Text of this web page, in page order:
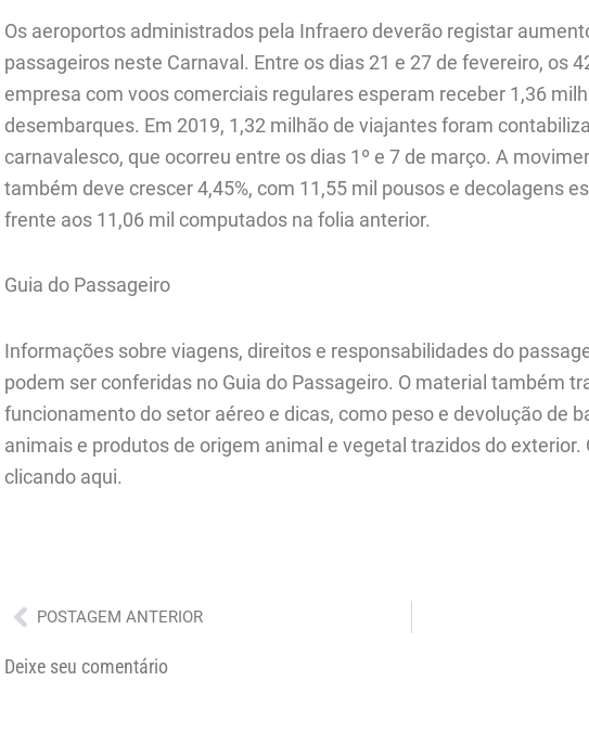
Os aeroportos administrados pela Infraero deverão registar
passageiros neste Carnaval. Entre os dias 21 e 27 de fevereiro, os
empresa com voos comerciais regulares esperam receber 1,36
desembarques. Em 2019, 1,32 milhão de viajantes foram
carnavalesco, que ocorreu entre os dias 1º e 7 de março. A
também deve crescer 4,45%, com 11,55 mil pousos e decolagens
frente aos 11,06 mil computados na folia anterior.
Guia do Passageiro
Informações sobre viagens, direitos e responsabilidades do
podem ser conferidas no Guia do Passageiro. O material também
funcionamento do setor aéreo e dicas, como peso e devolução de
animais e produtos de origem animal e vegetal trazidos do exterior.
clicando aqui.
Anterior
POSTAGEM ANTERIOR
Deixe seu comentário